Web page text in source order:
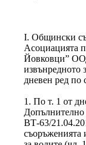
І. Общински
Асоциацията
Йовковци”
извънредното
дневен ред по
1. По т. 1 от
ВТ-63/
съоръженията